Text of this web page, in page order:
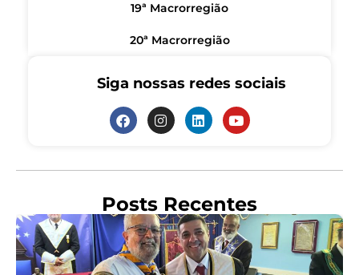
19ª Macrorregião
20ª Macrorregião
Siga nossas redes sociais
Posts Recentes